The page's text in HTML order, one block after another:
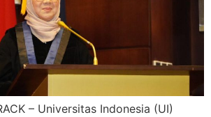
– Universitas Indonesia (UI)